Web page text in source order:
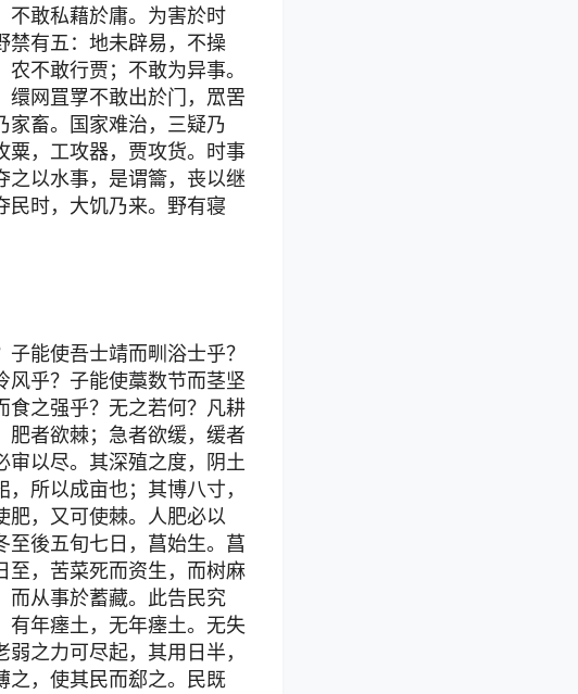
不敢私藉於庸。为害於时
禁有五：地未辟易，不操
不敢行贾；不敢为异事。
缳网罝罦不敢出於门，罛罟
家畜。国家难治，三疑乃
粟，工攻器，贾攻货。时事
之以水事，是谓籥，丧以继
民时，大饥乃来。野有寝
能使吾士靖而甽浴士乎？
风乎？子能使藁数节而茎坚
食之强乎？无之若何？凡耕
肥者欲棘；急者欲缓，缓者
审以尽。其深殖之度，阴土
所以成亩也；其博八寸，
肥，又可使棘。人肥必以
至後五旬七日，菖始生。菖
至，苦菜死而资生，而树麻
而从事於蓄藏。此告民究
有年瘗土，无年瘗土。无失
之力可尽起，其用日半，
之，使其民而郄之。民既